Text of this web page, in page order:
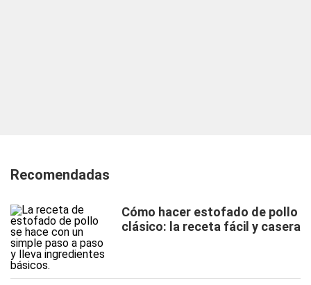
Recomendadas
Cómo hacer estofado de pollo
clásico: la receta fácil y casera